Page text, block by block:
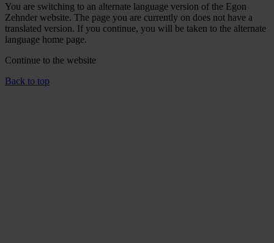
You are switching to an alternate language version of the Egon
Zehnder website. The page you are currently on does not have a
translated version. If you continue, you will be taken to the alternate
language home page.
Continue to the website
Back to top